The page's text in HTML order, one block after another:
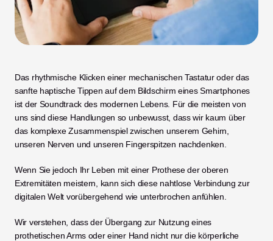
Das rhythmische Klicken einer mechanischen Tastatur oder das
sanfte haptische Tippen auf dem Bildschirm eines Smartphones
ist der Soundtrack des modernen Lebens. Für die meisten von
uns sind diese Handlungen so unbewusst, dass wir kaum über
das komplexe Zusammenspiel zwischen unserem Gehirn,
unseren Nerven und unseren Fingerspitzen nachdenken.
Wenn Sie jedoch Ihr Leben mit einer Prothese der oberen
Extremitäten meistern, kann sich diese nahtlose Verbindung zur
digitalen Welt vorübergehend wie unterbrochen anfühlen.
Wir verstehen, dass der Übergang zur Nutzung eines
prothetischen Arms oder einer Hand nicht nur die körperliche